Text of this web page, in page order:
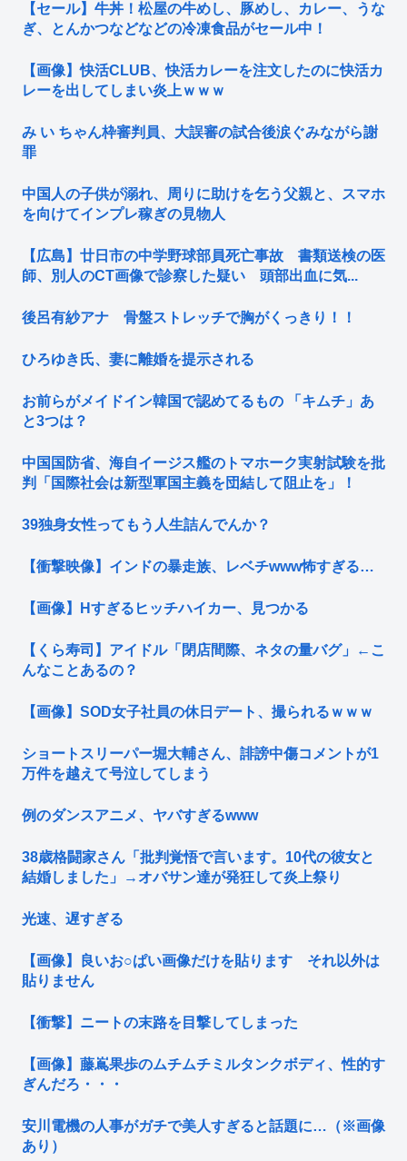
【セール】牛丼！松屋の牛めし、豚めし、カレー、うな
ぎ、とんかつなどなどの冷凍食品がセール中！
【画像】快活CLUB、快活カレーを注文したのに快活カ
レーを出してしまい炎上ｗｗｗ
み い ちゃん枠審判員、大誤審の試合後涙ぐみながら謝
罪
中国人の子供が溺れ、周りに助けを乞う父親と、スマホ
を向けてインプレ稼ぎの見物人
【広島】廿日市の中学野球部員死亡事故 書類送検の医
師、別人のCT画像で診察した疑い 頭部出血に気...
後呂有紗アナ 骨盤ストレッチで胸がくっきり！！
ひろゆき氏、妻に離婚を提示される
お前らがメイドイン韓国で認めてるもの 「キムチ」あ
と3つは？
中国国防省、海自イージス艦のトマホーク実射試験を批
判「国際社会は新型軍国主義を団結して阻止を」！
39独身女性ってもう人生詰んでんか？
【衝撃映像】インドの暴走族、レベチwww怖すぎる…
【画像】Hすぎるヒッチハイカー、見つかる
【くら寿司】アイドル「閉店間際、ネタの量バグ」←こ
んなことあるの？
【画像】SOD女子社員の休日デート、撮られるｗｗｗ
ショートスリーパー堀大輔さん、誹謗中傷コメントが1
万件を越えて号泣してしまう
例のダンスアニメ、ヤバすぎるwww
38歳格闘家さん「批判覚悟で言います。10代の彼女と
結婚しました」→オバサン達が発狂して炎上祭り
光速、遅すぎる
【画像】良いお○ぱい画像だけを貼ります それ以外は
貼りません
【衝撃】ニートの末路を目撃してしまった
【画像】藤嶌果歩のムチムチミルタンクボディ、性的す
ぎんだろ・・・
安川電機の人事がガチで美人すぎると話題に…（※画像
あり）